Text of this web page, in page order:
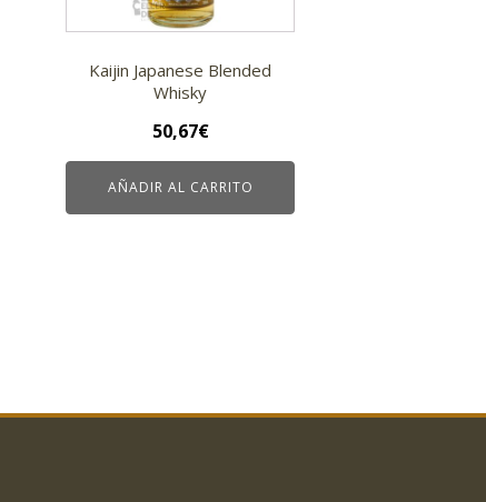
Kaijin Japanese Blended
Whisky
50,67€
AÑADIR AL CARRITO